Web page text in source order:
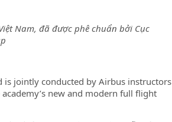
Nam, đã được phê chuẩn bởi Cục
is jointly conducted by Airbus instructors
new and modern full flight